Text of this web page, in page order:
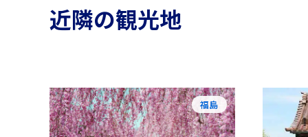
近隣の観光地
福島